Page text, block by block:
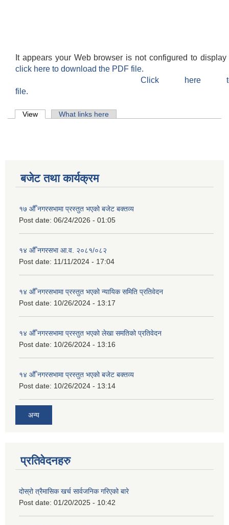
It appears your Web browser is not configured to
click here to download the PDF file.
Click here
file.
Primary tabs
View (active tab)What links here
बजेट तथा कार्यक्रम
१७ औँ नगरसभामा प्रस्तुत भएको बजेट बक्तव्य
Post date: 06/24/2026 - 01:05
१४ औँ नगरसभा आ.व. २०८१/०८२
Post date: 11/11/2024 - 17:04
१४ औँ नगरसभामा प्रस्तुत भएको न्यायिक समिति प्रतिवेदन
Post date: 10/26/2024 - 13:17
१४ औँ नगरसभामा प्रस्तुत भएको लेखा समतिको प्रतिवेदन
Post date: 10/26/2024 - 13:16
१४ औँ नगरसभामा प्रस्तुत भएको बजेट बक्तव्य
Post date: 10/26/2024 - 13:14
अन्य
प्रतिवेदनहरु
दोस्रो त्रैमासिक खर्च सार्वजनिक गरिएको बारे
Post date: 01/20/2025 - 10:42